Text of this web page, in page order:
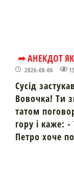
➦ АНЕКДОТ
2026-08-06 15
Сусід
Вовочка! Ти
татом
гору і каже:
Петро хоче